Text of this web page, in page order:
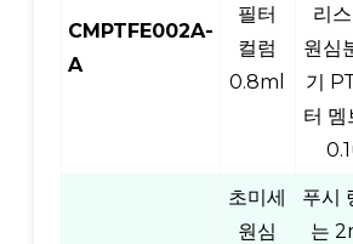
CMPTFE002A-
A
필터
컬럼
0.8ml
리
원심
기
터 멤
초미세
원심
푸시
는